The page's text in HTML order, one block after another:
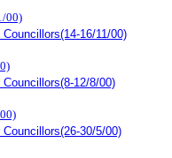
00)
16/11/00)
12/8/00)
30/5/00)